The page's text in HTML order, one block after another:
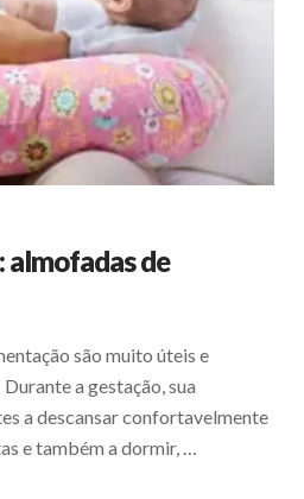
almofadas de
são muito úteis e
a gestação, sua
a descansar confortavelmente
e também a dormir, …